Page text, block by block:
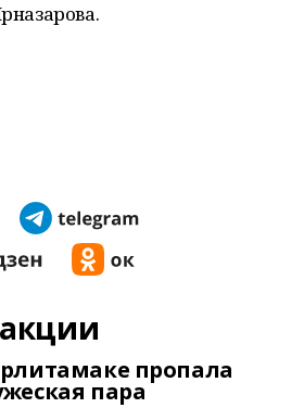
пропала
пара